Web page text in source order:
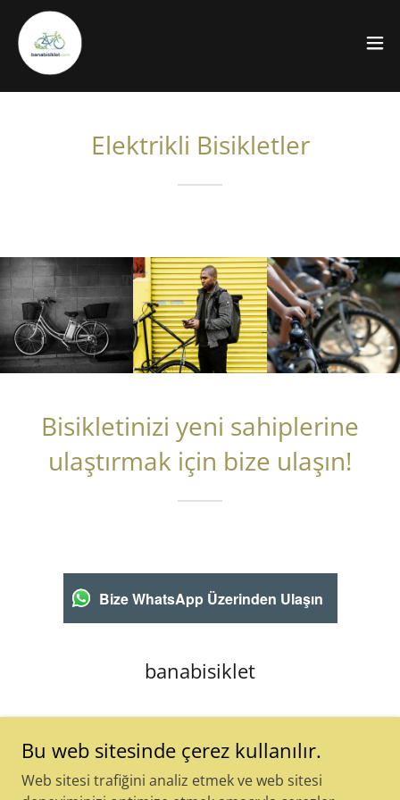
Elektrikli Bisikletler
Bisikletinizi yeni sahiplerine
ulaştırmak için bize ulaşın!
Bize WhatsApp Üzerinden Ulaşın
banabisiklet
Telif Hakkı © 2026 banabisiklet - Tüm Hakları Saklıdır.
Bu web sitesinde çerez kullanılır.
Web sitesi trafiğini analiz etmek ve web sitesi